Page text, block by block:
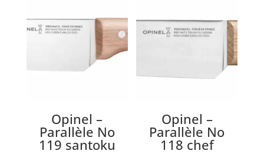
Opinel –
Parallèle No
119 santoku
Opinel –
Parallèle No
118 chef